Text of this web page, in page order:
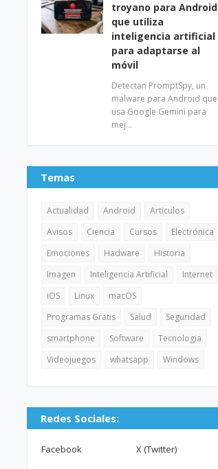
troyano para Android
que utiliza
inteligencia artificial
para adaptarse al
móvil
Detectan PromptSpy, un
malware para Android que
usa Google Gemini para
mej…
Temas
Actualidad Android
Articulos
Avisos
Ciencia Cursos
Electrónica
Emociones
Hadware
Historia
Imagen
Inteligencia Artificial
Internet
iOS
Linux
macOS
Programas Gratis
Salud
Seguridad
smartphone
Software
Tecnologia
Videojuegos
whatsapp Windows
Redes Sociales:
Facebook X (Twitter)